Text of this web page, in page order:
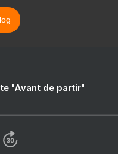
"Avant de partir"